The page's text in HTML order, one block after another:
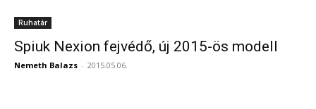
Ruhatár
Spiuk Nexion fejvédő, új 2015-ös modell
Nemeth Balazs - 2015.05.06.